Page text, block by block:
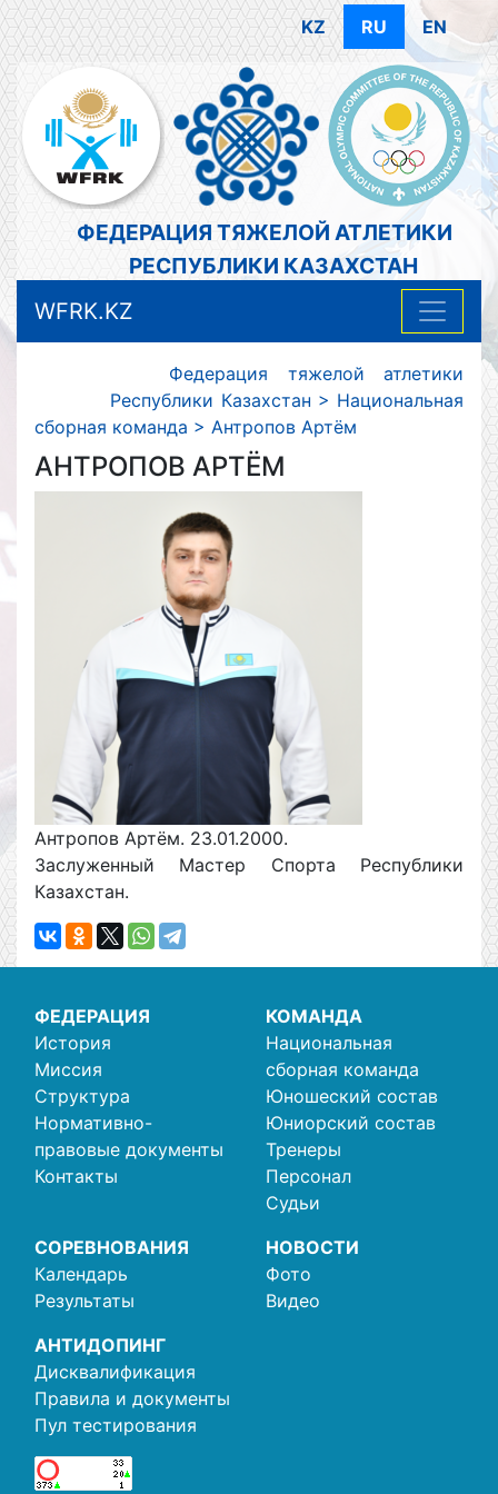
KZ RU EN
ФЕДЕРАЦИЯ ТЯЖЕЛОЙ АТЛЕТИКИ
РЕСПУБЛИКИ КАЗАХСТАН
WFRK.KZ
Федерация тяжелой атлетики
Республики Казахстан > Национальная
сборная команда > Антропов Артём
АНТРОПОВ АРТЁМ
Антропов Артём. 23.01.2000.
Заслуженный Мастер Спорта Республики
Казахстан.
ФЕДЕРАЦИЯ
История
Миссия
Структура
Нормативно-
правовые документы
Контакты
КОМАНДА
Национальная
сборная команда
Юношеский состав
Юниорский состав
Тренеры
Персонал
Судьи
СОРЕВНОВАНИЯ
Календарь
Результаты
НОВОСТИ
Фото
Видео
АНТИДОПИНГ
Дисквалификация
Правила и документы
Пул тестирования